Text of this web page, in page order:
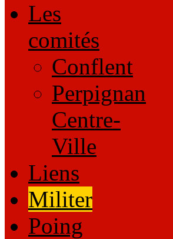
Les
comités
Conflent
Perpignan
Centre-
Ville
Liens
Militer
Poing